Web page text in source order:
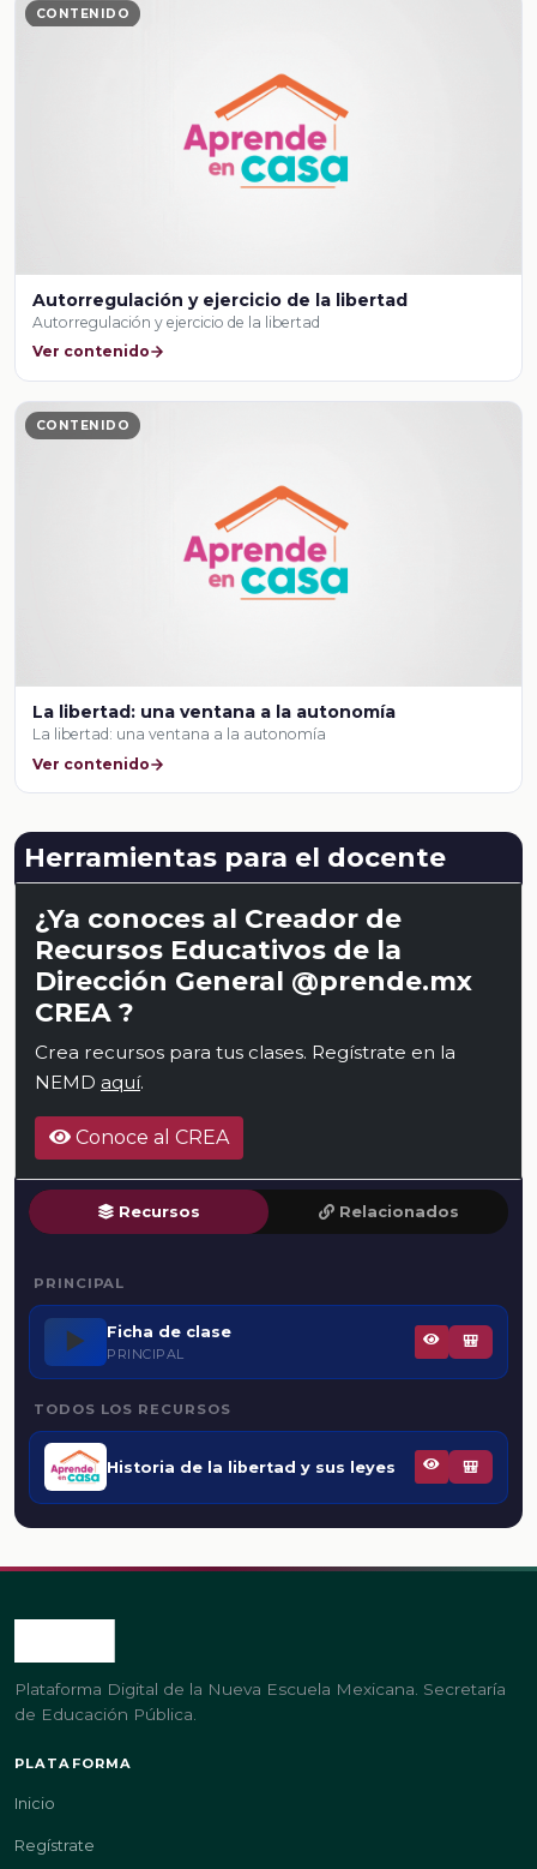
CONTENIDO
Autorregulación y ejercicio de la libertad
Autorregulación y ejercicio de la libertad
Ver contenido
CONTENIDO
La libertad: una ventana a la autonomía
La libertad: una ventana a la autonomía
Ver contenido
Herramientas para el docente
¿Ya conoces al Creador de
Recursos Educativos de la
Dirección General @prende.mx
CREA ?
Crea recursos para tus clases. Regístrate en la
NEMD aquí.
Conoce al CREA
Recursos Relacionados
PRINCIPAL
▶️ Ficha de clase
PRINCIPAL
🎒
TODOS LOS RECURSOS
Historia de la libertad y sus leyes 🎒
Plataforma Digital de la Nueva Escuela Mexicana. Secretaría
de Educación Pública.
PLATAFORMA
Inicio
Regístrate